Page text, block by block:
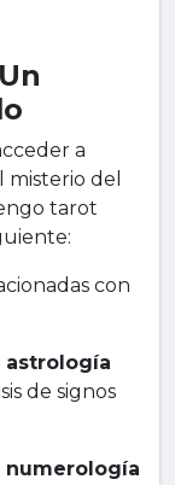
a
misterio del
tarot
con
astrología
de signos
numerología